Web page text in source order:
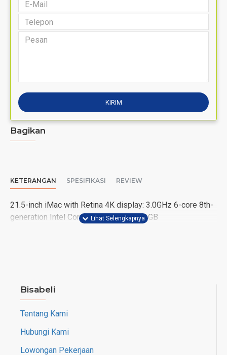
Bagikan
KETERANGAN SPESIFIKASI REVIEW
21.5-inch iMac with Retina 4K display: 3.0GHz 6-core 8th-
generation Intel Core i5 processor, 256GB
Bisabeli
Tentang Kami
Hubungi Kami
Lowongan Pekerjaan